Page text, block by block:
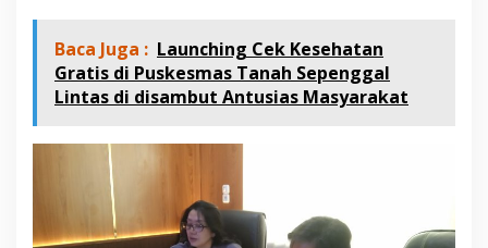
Baca Juga : Launching Cek Kesehatan
Gratis di Puskesmas Tanah Sepenggal
Lintas di disambut Antusias Masyarakat